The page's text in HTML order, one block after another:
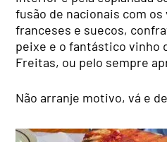
fusão de nacionais com
franceses e suecos,
peixe e o fantástico vinho
Freitas, ou pelo sempre
Não arranje motivo, vá e